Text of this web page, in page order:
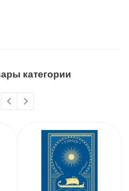
категории